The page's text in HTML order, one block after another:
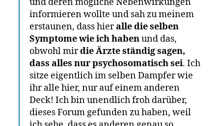
informieren wollte und sah zu meinem
erstaunen, dass hieralle die selben
Symptome wie ich habenund das,
obwohl mirdie Ärzte ständig sagen,
dass alles nur psychosomatisch sei. Ich
sitze eigentlich im selben Dampfer wie
ihr alle hier, nur auf einem anderen
Deck! Ich bin unendlich froh darüber,
dieses Forum gefunden zu haben, weil